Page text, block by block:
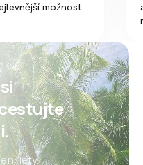
možnost.
cestujte
lety,